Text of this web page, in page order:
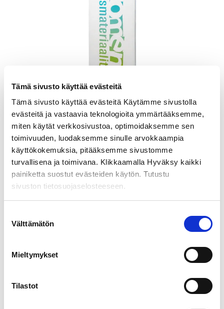
Tämä sivusto käyttää evästeitä
Tämä sivusto käyttää evästeitä Käytämme sivustolla
evästeitä ja vastaavia teknologioita ymmärtääksemme,
miten käytät verkkosivustoa, optimoidaksemme sen
toimivuuden, luodaksemme sinulle arvokkaampia
käyttökokemuksia, pitääksemme sivustomme
turvallisena ja toimivana. Klikkaamalla Hyväksy kaikki
painiketta suostut evästeiden käytön. Tutustu
sivuston tietosuojaselosteeseen.
valinta
Välttämätön
Mieltymykset
Tilastot
Mainosseinä 90cm
225,00€ alv 0%
LISÄÄ OSTOSKORIIN